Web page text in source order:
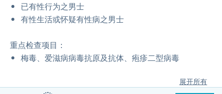
已有性行为之男士
有性生活或怀疑有性病之男士
重点检查项目：
梅毒、爱滋病病毒抗原及抗体、疱疹二型病毒
展开所有